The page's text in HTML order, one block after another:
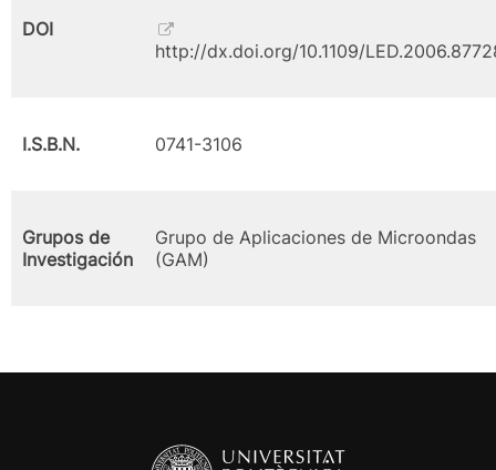
DOI
http://dx.doi.org/10.1109/
I.S.B.N. 0741-3106
Grupos de
Investigación
Grupo de Aplicaciones de Microondas
(GAM)